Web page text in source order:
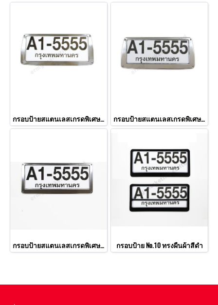
กรอบป้ายสแตนเลสเกรดพิเศษทรงคางหมูขอบเล็ก กรอบป้ายสแตนเลสเกรดพิเศษทรงคางหมู
กรอบป้ายสแตนเลสเกรดพิเศษทรงผืนผ้า กรอบป้าย No.10 ทรงผืนผ้าสีดำ